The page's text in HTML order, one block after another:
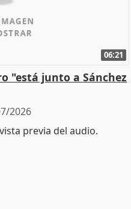
06:21
"está junto a Sánchez
2026